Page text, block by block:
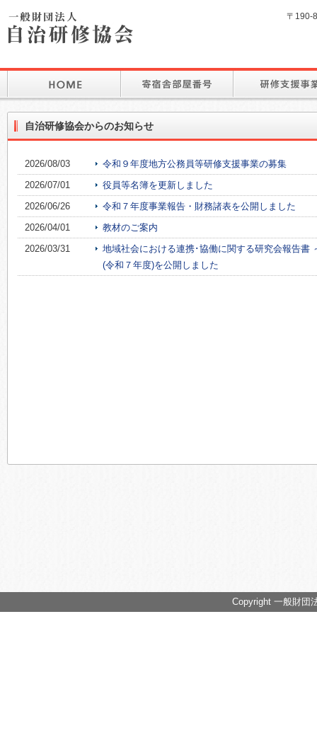
〒190-
自治研修協会からのお知らせ
2026/08/03
令和９年度地方公務員等研修支援事業の募集
2026/07/01
役員等名簿を更新しました
2026/06/26
令和７年度事業報告・財務諸表を公開しました
2026/04/01
教材のご案内
2026/03/31
地域社会における連携･協働に関する研究会報告書
(令和７年度)を公開しました
Copyright 一般財団